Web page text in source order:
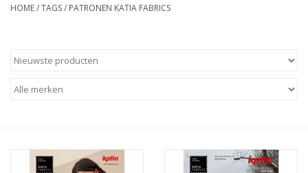
HOME/TAGS/ PATRONEN KATIA FABRICS